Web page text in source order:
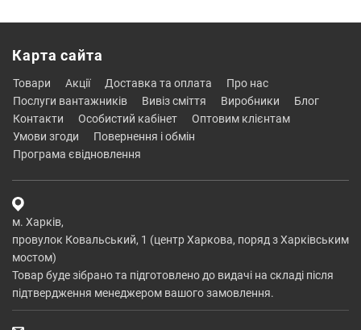
Карта сайта
товари акції доставка та оплата
про нас
послуги вантажників
вивіз сміття виробники
блог
контакти
особистий кабінет
оптовим клієнтам
умови згоди
повернення і обмін
програма євідновлення
м. Харків,
провулок Ковальський, 1 (центр Харкова, поряд з Харківським
мостом)
Товар буде зібрано та підготовлено до видачі на складі після
підтвердження менеджером вашого замовлення.